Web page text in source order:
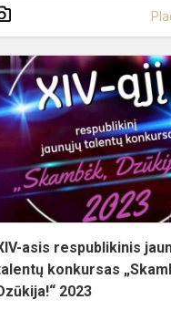
asis respublikinis
konkursas
2023